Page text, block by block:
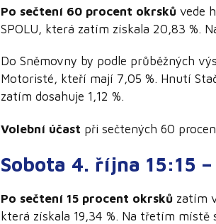
Po sečtení 60 procent okrsků vede
SPOLU, která zatím získala 20,83 %.
Do Sněmovny by podle průběžných
Motoristé, kteří mají 7,05 %. Hnutí
zatím dosahuje 1,12 %.
Volební účast při sečtených 60
Sobota 4. října 15:15
Po sečtení 15 procent okrsků zatím
která získala 19,34 %. Na třetím místě